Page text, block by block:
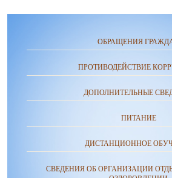
ОБРАЩЕНИЯ
ПРОТИВОДЕЙСТВИЕ
ДОПОЛНИТЕЛЬНЫЕ
ПИТАНИЕ
ДИСТАНЦИОННОЕ
СВЕДЕНИЯ ОБ ОРГАНИЗАЦИИ